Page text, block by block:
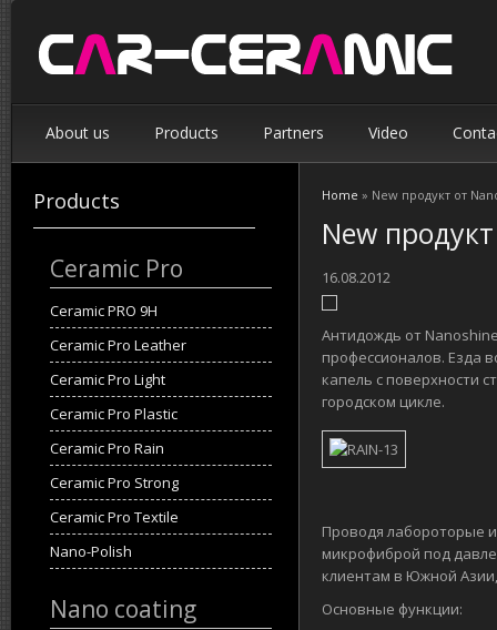
About us Products Partners Video
You are here
Home » New продукт от
New
16.08.2012
Антидождь от
профессионалов. Езда
капель с поверхности
городском цикле.
Проводя лабороторые
микрофиброй под
клиентам в Южной
Основные функции:
Products
Ceramic Pro
Ceramic PRO 9H
Ceramic Pro Leather
Ceramic Pro Light
Ceramic Pro Plastic
Ceramic Pro Rain
Ceramic Pro Strong
Ceramic Pro Textile
Nano-Polish
Nano coating